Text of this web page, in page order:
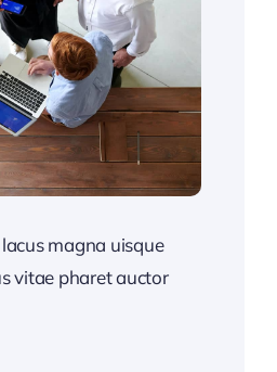
magna uisque
vitae pharet auctor